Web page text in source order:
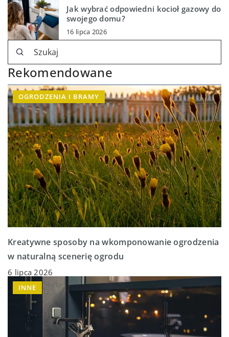
Jak wybrać odpowiedni kocioł gazowy do
swojego domu?
16 lipca 2026
Rekomendowane
OGRODZENIA I BRAMY
Kreatywne sposoby na wkomponowanie ogrodzenia
w naturalną scenerię ogrodu
6 lipca 2026
INNE